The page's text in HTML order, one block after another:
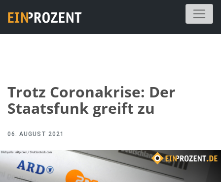
Trotz Coronakrise: Der
Staatsfunk greift zu
06. AUGUST 2021